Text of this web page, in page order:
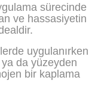
sürecinde
ve hassasiyetin
uygulanırken
da yüzeyden
bir kaplama